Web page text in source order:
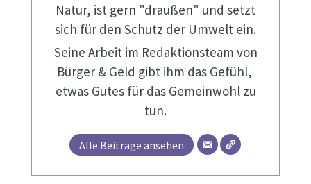
Natur, ist gern "draußen" und setzt
sich für den Schutz der Umwelt ein.
Seine Arbeit im Redaktionsteam von
Bürger & Geld gibt ihm das Gefühl,
etwas Gutes für das Gemeinwohl zu
tun.
Alle Beiträge ansehen